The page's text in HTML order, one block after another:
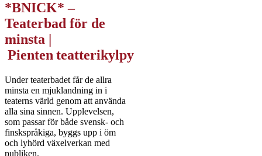
*BNICK* –
Teaterbad för de
minsta |
Pienten teatterikylpy
Under teaterbadet får de allra
minsta en mjuklandning in i
teaterns värld genom att använda
alla sina sinnen. Upplevelsen,
som passar för både svensk- och
finskspråkiga, byggs upp i öm
och lyhörd växelverkan med
publiken.